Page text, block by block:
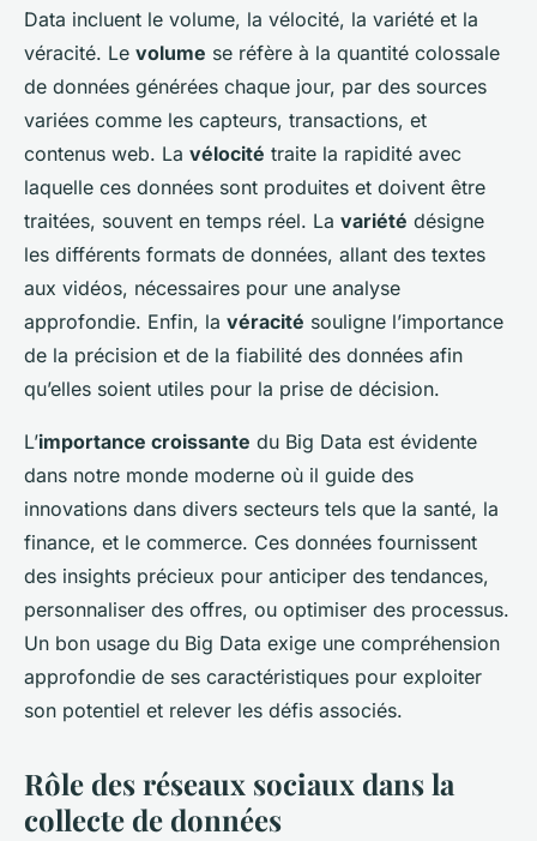
Data incluent le volume, la vélocité, la variété et la
véracité. Le volume se réfère à la quantité colossale
de données générées chaque jour, par des sources
variées comme les capteurs, transactions, et
contenus web. La vélocité traite la rapidité avec
laquelle ces données sont produites et doivent être
traitées, souvent en temps réel. La variété désigne
les différents formats de données, allant des textes
aux vidéos, nécessaires pour une analyse
approfondie. Enfin, la véracité souligne l’importance
de la précision et de la fiabilité des données afin
qu’elles soient utiles pour la prise de décision.
L’importance croissante du Big Data est évidente
dans notre monde moderne où il guide des
innovations dans divers secteurs tels que la santé, la
finance, et le commerce. Ces données fournissent
des insights précieux pour anticiper des tendances,
personnaliser des offres, ou optimiser des processus.
Un bon usage du Big Data exige une compréhension
approfondie de ses caractéristiques pour exploiter
son potentiel et relever les défis associés.
Rôle des réseaux sociaux dans la
collecte de données